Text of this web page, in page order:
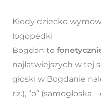
Kiedy dziecko
logopedki
Bogdan to
najłatwiejszych w tej
głoski w Bogdanie
r.ż.), “o” (samogłoska